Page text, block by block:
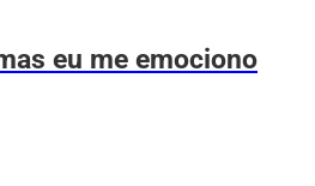
eu me emociono